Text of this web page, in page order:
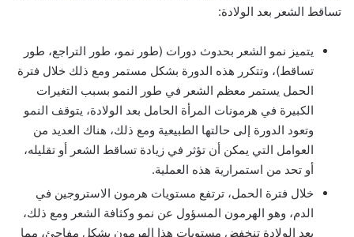
تساقط الشعر بعد الولادة:
يتميز نمو الشعر بحدوث دورات (طور نمو، طور التراجع، طور
تساقط)، وتتكرر هذه الدورة بشكل مستمر ومع ذلك خلال فترة
الحمل يستمر معظم الشعر في طور النمو بسبب التغيرات
الكبيرة في هرمونات المرأة الحامل بعد الولادة، يتوقف النمو
وتعود الدورة إلى حالتها الطبيعية ومع ذلك، هناك العديد من
العوامل التي يمكن أن تؤثر في زيادة تساقط الشعر أو تقليله،
أو تحد من استمرارية هذه العملية.
خلال فترة الحمل، ترتفع مستويات هرمون الاستروجين في
الدم، وهو الهرمون المسؤول عن نمو وكثافة الشعر ومع ذلك،
بعد الولادة تنخفض مستويات هذا الهرمون بشكل مفاجئ، مما